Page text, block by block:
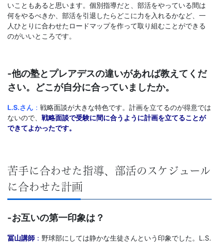
いこともあると思います。個別指導だと、部活をやっている間は
何をやるべきか、部活を引退したらどこに力を入れるかなど、一
人ひとりに合わせたロードマップを作って取り組むことができる
のがいいところです。
-他の塾とプレアデスの違いがあれば教えてくだ
さい。どこが自分に合っていましたか。
L.S.さん ： 戦略面談が大きな特色です。計画を立てるのが得意では
ないので、 戦略面談で受験に間に合うように計画を立てることが
できてよかったです。
苦手に合わせた指導、部活のスケジュール
に合わせた計画
-お互いの第一印象は？
冨山講師 ： 野球部にしては静かな生徒さんという印象でした。L.S.